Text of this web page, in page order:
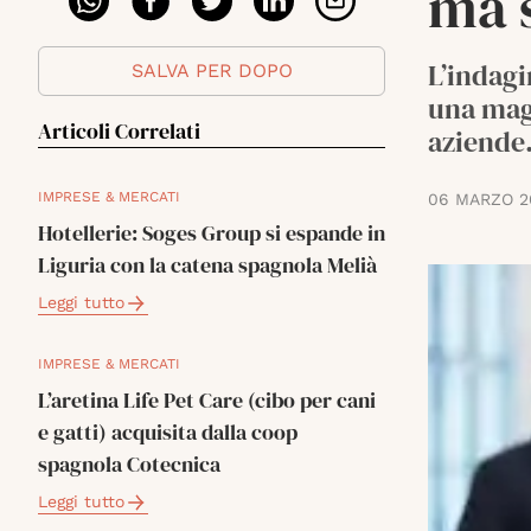
SALVA PER DOPO
Articoli Correlati
IMPRESE & MERCATI
Hotellerie: Soges Group si espande in
Liguria con la catena spagnola Melià
Leggi tutto
IMPRESE & MERCATI
L’aretina Life Pet Care (cibo per cani
e gatti) acquisita dalla coop
spagnola Cotecnica
Leggi tutto
una
06 MARZO